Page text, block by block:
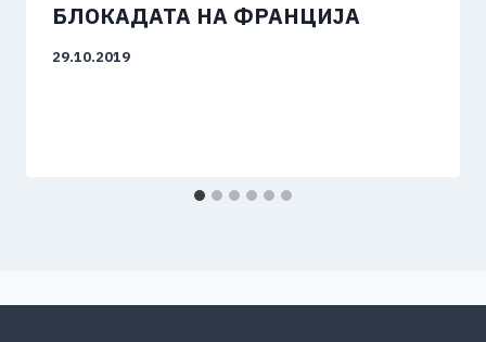
БЛОКАДАТА НА ФРАНЦИЈА
29.10.2019